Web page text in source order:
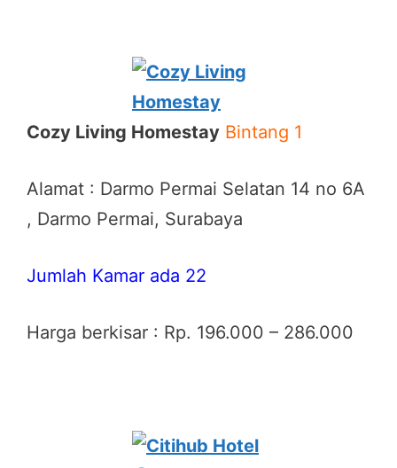
Cozy Living Homestay Bintang 1
Alamat : Darmo Permai Selatan 14 no 6A
, Darmo Permai, Surabaya
Jumlah Kamar ada 22
Harga berkisar : Rp. 196.000 – 286.000